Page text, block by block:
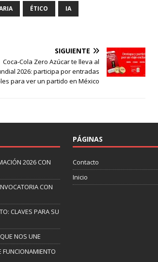
ÉTICO IA
SIGUIENTE
Coca-Cola Zero Azúcar te lleva al
2026: participa por entradas
para ver un partido en México
2026 CON
CON
CLAVES PARA SU
NOS UNE
FUNCIONAMIENTO
PÁGINAS
Contacto
Inicio